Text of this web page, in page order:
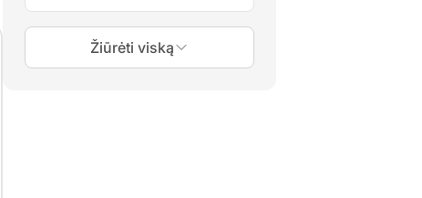
Žiūrėti viską